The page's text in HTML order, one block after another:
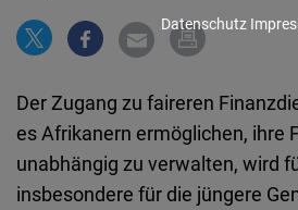
Der Zugang zu faireren
es Afrikanern ermöglichen, ihre
unabhängig zu verwalten, wird
insbesondere für die jüngere
Maps
Embed
Cloudinary
Datenschutz